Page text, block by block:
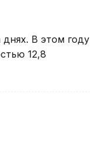
В этом году
12,8